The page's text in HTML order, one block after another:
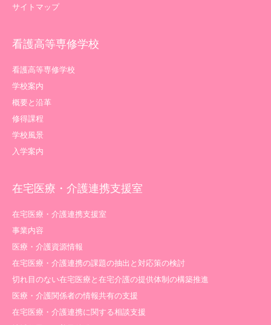
サイトマップ
看護高等専修学校
看護高等専修学校
学校案内
概要と沿革
修得課程
学校風景
入学案内
在宅医療・介護連携支援室
在宅医療・介護連携支援室
事業内容
医療・介護資源情報
在宅医療・介護連携の課題の抽出と対応策の検討
切れ目のない在宅医療と在宅介護の提供体制の構築推進
医療・介護関係者の情報共有の支援
在宅医療・介護連携に関する相談支援